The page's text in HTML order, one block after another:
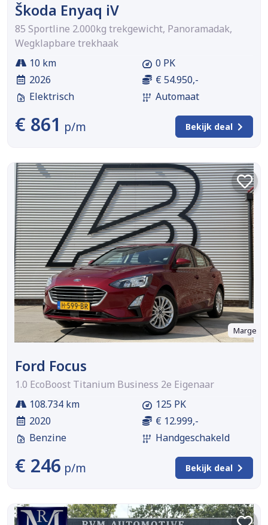
Škoda Enyaq iV
85 Sportline 2.000kg trekgewicht, Panoramadak,
Wegklapbare trekhaak
10 km
2026
Elektrisch
0 PK
€ 54.950,-
Automaat
€ 861 p/m Bekijk deal
Marge
Ford Focus
1.0 EcoBoost Titanium Business 2e Eigenaar
108.734 km
2020
Benzine
125 PK
€ 12.999,-
Handgeschakeld
€ 246 p/m Bekijk deal